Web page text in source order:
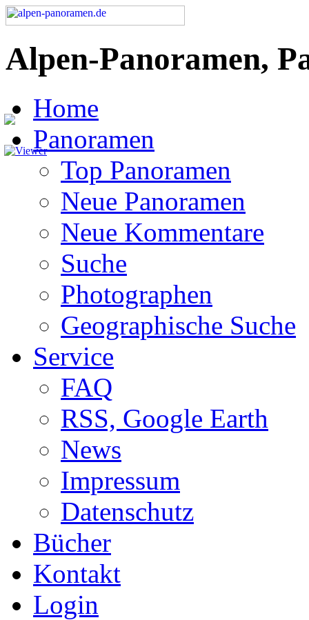
Alpen-Panoramen,
Home
Panoramen
Top Panoramen
Neue Panoramen
Neue Kommentare
Suche
Photographen
Geographische Suche
Service
FAQ
RSS, Google Earth
News
Impressum
Datenschutz
Bücher
Kontakt
Login